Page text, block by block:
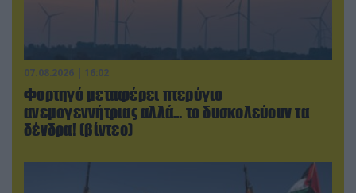
07.08.2026 | 16:02
Φορτηγό μεταφέρει πτερύγιο
ανεμογεννήτριας αλλά… το δυσκολεύουν τα
δένδρα! (βίντεο)